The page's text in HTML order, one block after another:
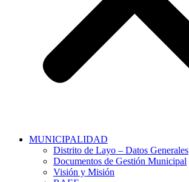
MUNICIPALIDAD
Distrito de Layo – Datos Generales
Documentos de Gestión Municipal
Visión y Misión